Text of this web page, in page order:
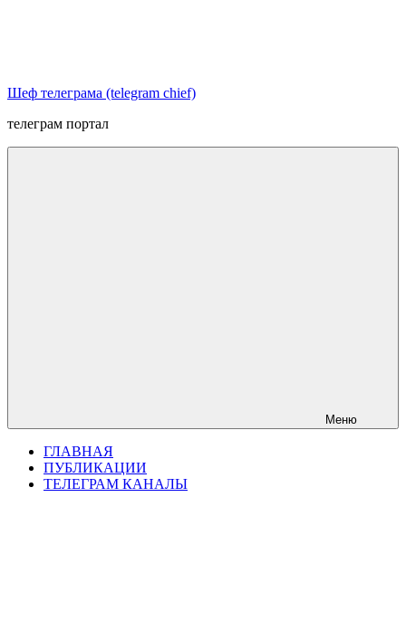
Шеф телеграма (telegram chief)
телеграм портал
Меню
ГЛАВНАЯ
ПУБЛИКАЦИИ
ТЕЛЕГРАМ КАНАЛЫ